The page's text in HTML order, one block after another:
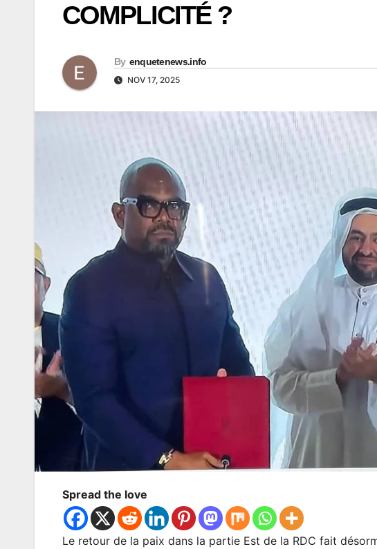
COMPLICITÉ ?
By enquetenews.info
NOV 17, 2025
Spread the love
Le retour de la paix dans la partie Est de la RDC fait